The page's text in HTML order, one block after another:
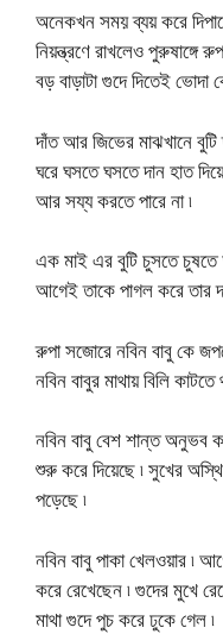
অনেকখন সময় ব্যয় করে
নিয়ন্ত্রণে রাখলেও পুরুষাঙ্গে
বড় বাড়াটা গুদে দিতেই ভোদা
দাঁত আর জিভের মাঝখানে
ঘরে ঘসতে ঘসতে দান হাত
আর সয্য করতে পারে না ৷
এক মাই এর বুটি চুসতে
আগেই তাকে পাগল করে তার
রুপা সজোরে নবিন বাবু কে
নবিন বাবুর মাথায় বিলি কাটতে
নবিন বাবু বেশ শান্ত অনুভব
শুরু করে দিয়েছে ৷ সুখের
পড়েছে ৷
নবিন বাবু পাকা খেলওয়ার ৷
করে রেখেছেন ৷ গুদের মুখে
মাথা গুদে পুচ করে ঢুকে গেল ৷